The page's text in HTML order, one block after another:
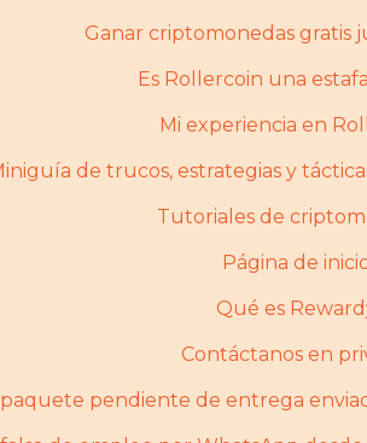
Ganar criptomonedas gratis
Es Rollercoin una
Mi experiencia en
de trucos, estrategias y
Tutoriales de
Página de
Qué es
Contáctanos en
paquete pendiente de entrega